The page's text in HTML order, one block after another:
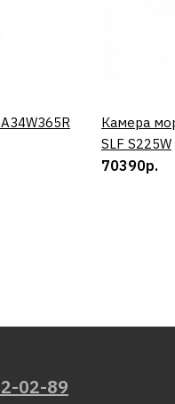
Камера
SLF S225W
70390р.
02-89